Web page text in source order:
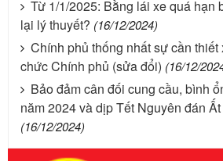
Từ 1/1/2025: Bằng lái xe quá hạn
lại lý thuyết? (16/12/2024)
Chính phủ thống nhất sự cần
chức Chính phủ (sửa đổi) (16/12/
Bảo đảm cân đối cung cầu, bình
năm 2024 và dịp Tết Nguyên đán
(16/12/2024)